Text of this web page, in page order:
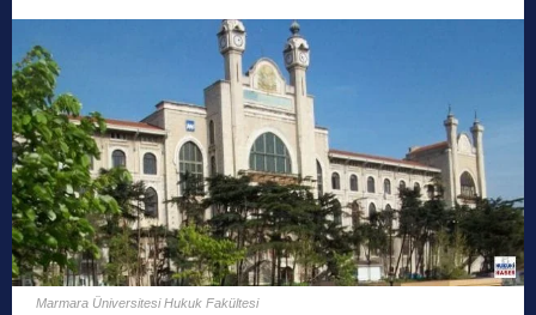
Marmara Üniversitesi Hukuk Fakültesi